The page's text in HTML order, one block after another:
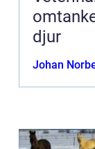
djur
Johan